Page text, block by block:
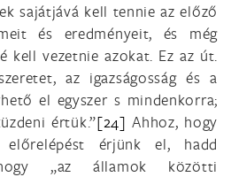
sajátjává kell tennie az előző
és eredményeit, és még
kell vezetnie azokat. Ez az út.
az igazságosság és a
el egyszer s mindenkorra;
értük.”[24] Ahhoz, hogy
érjünk el, hadd
hogy „az államok közötti